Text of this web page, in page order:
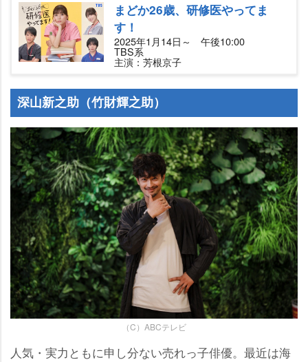
まどか26歳、研修医やってま
す！
2025年1月14日～ 午後10:00
TBS系
主演：芳根京子
深山新之助（竹財輝之助）
（C）ABCテレビ
人気・実力ともに申し分ない売れっ子俳優。最近は海